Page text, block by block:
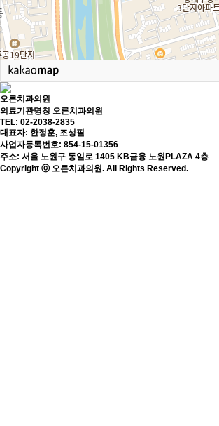
오른치과의원
의료기관명칭 오른치과의원
TEL: 02-2038-2835
대표자: 한정훈, 조성필
사업자등록번호: 854-15-01356
주소: 서울 노원구 동일로 1405 KB금융 노원PLAZA 4층
Copyright ⓒ 오른치과의원. All Rights Reserved.